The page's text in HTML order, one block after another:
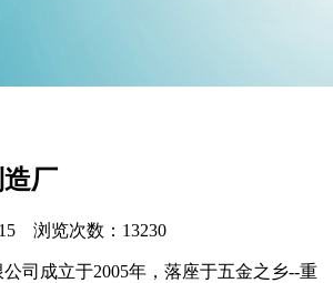
厂
浏览次数：13230
司成立于2005年，落座于五金之乡--重